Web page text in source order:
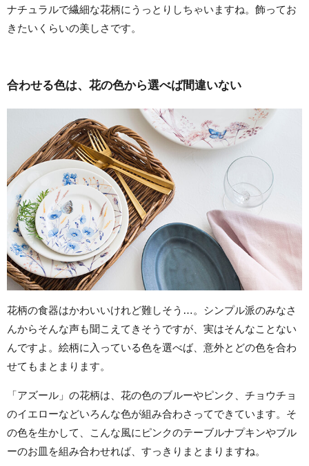
ナチュラルで繊細な花柄にうっとりしちゃいますね。飾ってお
きたいくらいの美しさです。
合わせる色は、花の色から選べば間違いない
花柄の食器はかわいいけれど難しそう…。シンプル派のみなさ
んからそんな声も聞こえてきそうですが、実はそんなことない
んですよ。絵柄に入っている色を選べば、意外とどの色を合わ
せてもまとまります。
「アズール」の花柄は、花の色のブルーやピンク、チョウチョ
のイエローなどいろんな色が組み合わさってできています。そ
の色を生かして、こんな風にピンクのテーブルナプキンやブル
ーのお皿を組み合わせれば、すっきりまとまりますね。